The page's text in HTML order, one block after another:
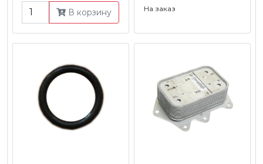
В корзину На заказ